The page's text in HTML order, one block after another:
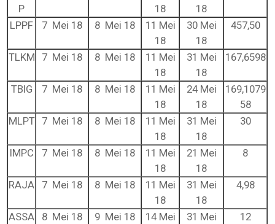
P
18
18
LPPF 7 Mei 18 8 Mei 18
11 Mei
18
30 Mei
18
457,50
TLKM 7 Mei 18 8 Mei 18
11 Mei
18
31 Mei
18
167,6598
TBIG 7 Mei 18 8 Mei 18
11 Mei
18
24 Mei
18
169,1079
58
MLPT
7 Mei 18 8 Mei 18
11 Mei
18
31 Mei
18
30
IMPC 7 Mei 18 8 Mei 18
11 Mei
18
21 Mei
18
8
RAJA 7 Mei 18 8 Mei 18
11 Mei
18
31 Mei
18
4,98
ASSA 8 Mei 18 9 Mei 18
14 Mei
31 Mei
12